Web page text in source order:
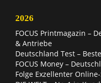
2026
FOCUS Printmagazin –
& Antriebe
Deutschland Test –
FOCUS Money –
Folge Exzellenter